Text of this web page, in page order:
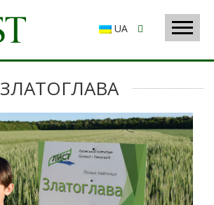
UA
ЗЛАТОГЛАВА